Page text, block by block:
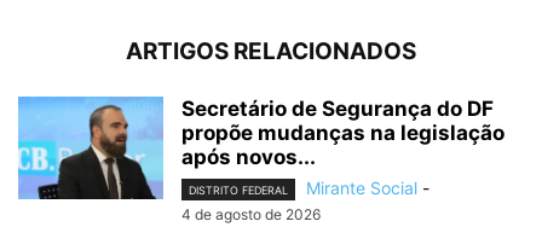
ARTIGOS RELACIONADOS
Secretário de Segurança do DF
propõe mudanças na legislação
após novos...
DISTRITO FEDERAL Mirante Social -
4 de agosto de 2026